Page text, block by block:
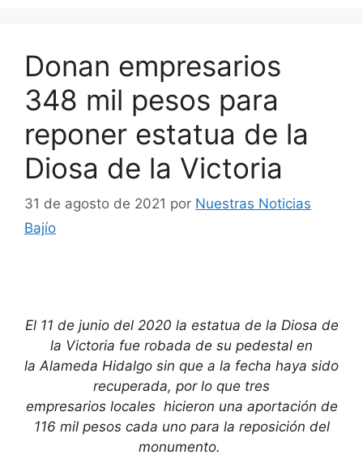
Donan empresarios
348 mil pesos para
reponer estatua de la
Diosa de la Victoria
31 de agosto de 2021 por Nuestras Noticias
Bajío
El 11 de junio del 2020 la estatua de la Diosa de
la Victoria fue robada de su pedestal en
la Alameda Hidalgo sin que a la fecha haya sido
recuperada, por lo que tres
empresarios locales hicieron una aportación de
116 mil pesos cada uno para la reposición del
monumento.